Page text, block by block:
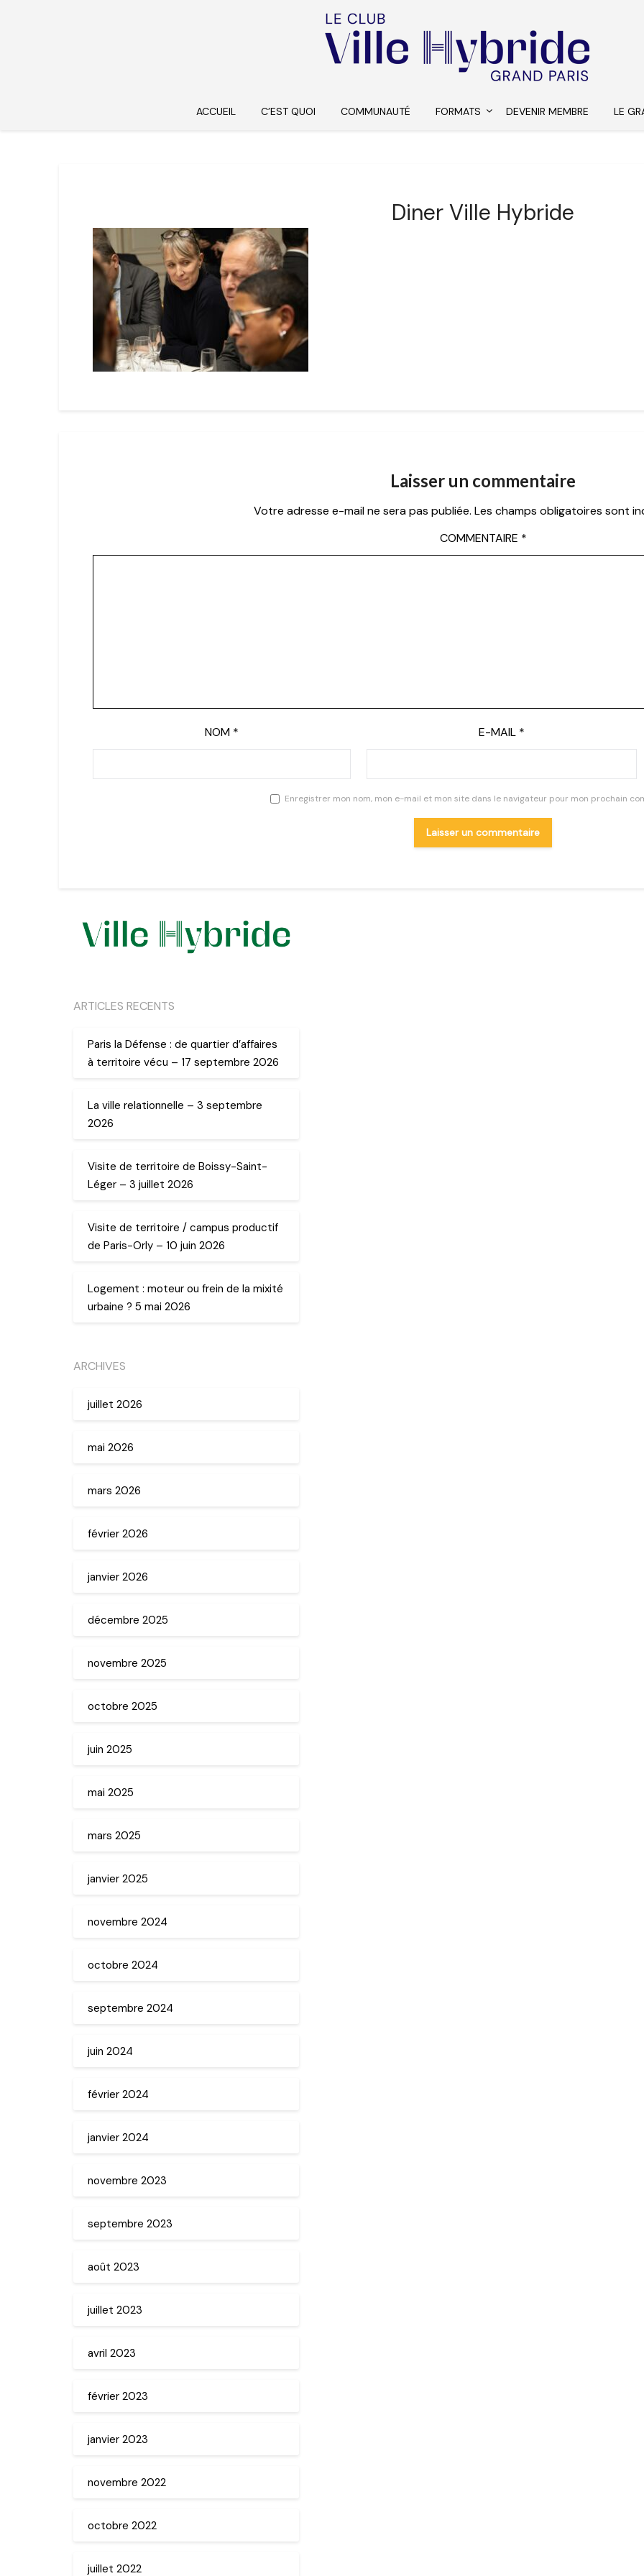
ACCUEIL C’EST QUOI COMMUNAUTÉ FORMATS DEVENIR MEMBRE LE
Diner Ville Hybride
Laisser un commentaire
Votre adresse e-mail ne sera pas publiée. Les champs obligatoires sont
COMMENTAIRE *
NOM * E-MAIL *
Enregistrer mon nom, mon e-mail et mon site dans le navigateur pour mon prochain
ARTICLES RECENTS
Paris la Défense : de quartier d’affaires
à territoire vécu – 17 septembre 2026
La ville relationnelle – 3 septembre
2026
Visite de territoire de Boissy-Saint-
Léger – 3 juillet 2026
Visite de territoire / campus productif
de Paris-Orly – 10 juin 2026
Logement : moteur ou frein de la mixité
urbaine ? 5 mai 2026
ARCHIVES
juillet 2026
mai 2026
mars 2026
février 2026
janvier 2026
décembre 2025
novembre 2025
octobre 2025
juin 2025
mai 2025
mars 2025
janvier 2025
novembre 2024
octobre 2024
septembre 2024
juin 2024
février 2024
janvier 2024
novembre 2023
septembre 2023
août 2023
juillet 2023
avril 2023
février 2023
janvier 2023
novembre 2022
octobre 2022
juillet 2022